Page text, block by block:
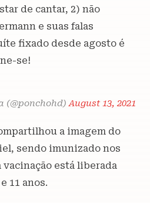
de cantar, 2) não
e suas falas
fixado desde agosto é
se!
(@ponchohd)August 13, 2021
a imagem do
sendo imunizado nos
vacinação está liberada
11 anos.